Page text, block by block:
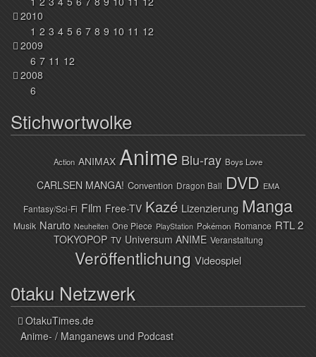
2010
1 2 3 4 5 6 7 8 9 10 11 12
2009
6 7 11 12
2008
6
Stichwortwolke
Action ANIMAX Anime Blu-ray Boys Love
CARLSEN MANGA! Convention Dragon Ball DVD EMA
Fantasy/Sci-Fi Film Free-TV Kazé Lizenzierung Manga
Musik Naruto Neuheiten One Piece PlayStation Pokémon Romance RTL 2
TOKYOPOP TV Universum ANIME Veranstaltung
Veröffentlichung Videospiel
0taku Netzwerk
OtakuTimes.de
Anime- / Manganews und Podcast